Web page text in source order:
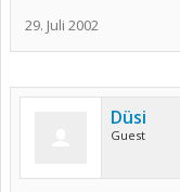
29. Juli 2002
Düsi
Guest